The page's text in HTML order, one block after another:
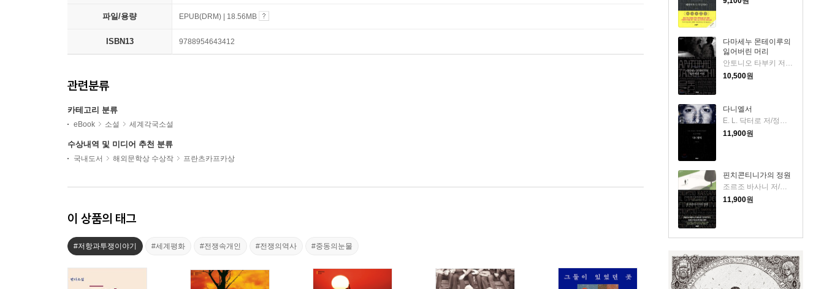
다마세누 몬테이루의
잃어버린 머리
안토니오 타부키 저/이현경 역
10,500원
다니엘서
11,900원
핀치콘티니가의 정원
조르조 바사니 저/이현경 역
11,900원
파일/용량 EPUB(DRM) | 18.56MB
ISBN13 9788954643412
관련분류
카테고리 분류
eBook 소설 세계각국소설
수상내역 및 미디어 추천 분류
국내도서 해외문학상 수상작 프란츠카프카상
이 상품의 태그
#저항과투쟁이야기 #세계평화 #전쟁속개인 #전쟁의역사 #중동의눈물